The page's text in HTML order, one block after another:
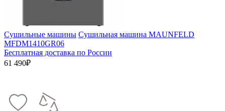
Сушильные машины Сушильная машина MAUNFELD
MFDM1410GR06
Бесплатная доставка по России
61 490₽